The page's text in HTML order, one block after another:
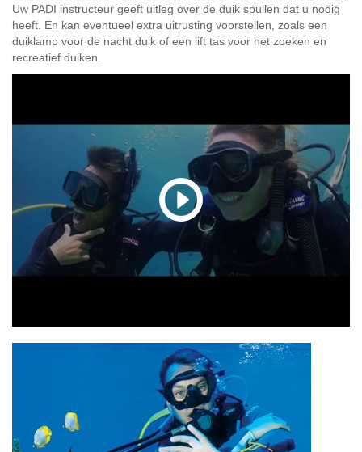
Uw PADI instructeur geeft uitleg over de duik spullen dat u nodig
heeft. En kan eventueel extra uitrusting voorstellen, zoals een
duiklamp voor de nacht duik of een lift tas voor het zoeken en
recreatief duiken.